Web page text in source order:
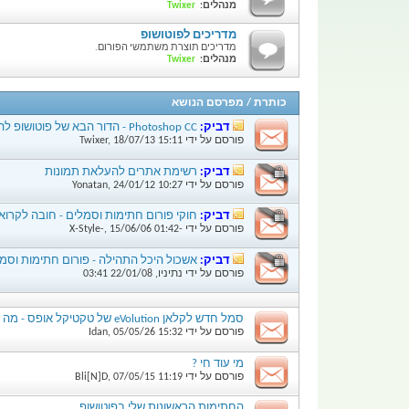
מנהלים: Twixer
מדריכים לפוטושופ
מדריכים תוצרת משתמשי הפורום.
מנהלים: Twixer
כותרת / מפרסם הנושא
דביק: Photoshop CC - הדור הבא של פוטושופ להורדה
פורסם על ידי Twixer, 18/07/13 15:11
דביק: רשימת אתרים להעלאת תמונות
פורסם על ידי Yonatan, 24/01/12 10:27
דביק: חוקי פורום חתימות וסמלים - חובה
פורסם על ידי -X-Style-
, 15/06/06 01:42
דביק: אשכול היכל התהילה - פורום חתימות
פורסם על ידי נתיניו,
22/01/08
סמל חדש לקלאן eVolution של טקטיקל אופס - מה דעתכם?
פורסם על ידי Idan, 05/05/26 15:32
מי עוד חי ?
פורסם על ידי Bli[N]D, 07/05/15 11:19